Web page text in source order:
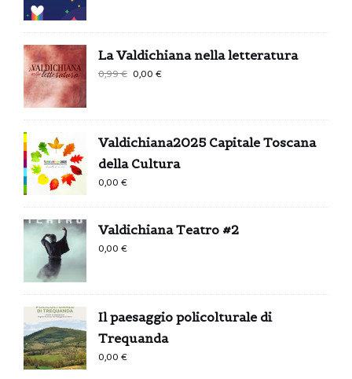
La Valdichiana nella letteratura
0,99€
era:
0,99 €.
0,00€
è:
0,00 €.
Valdichiana2025 Capitale Toscana
della Cultura
0,00€
Valdichiana Teatro #2
0,00€
Il paesaggio policolturale di
Trequanda
0,00€